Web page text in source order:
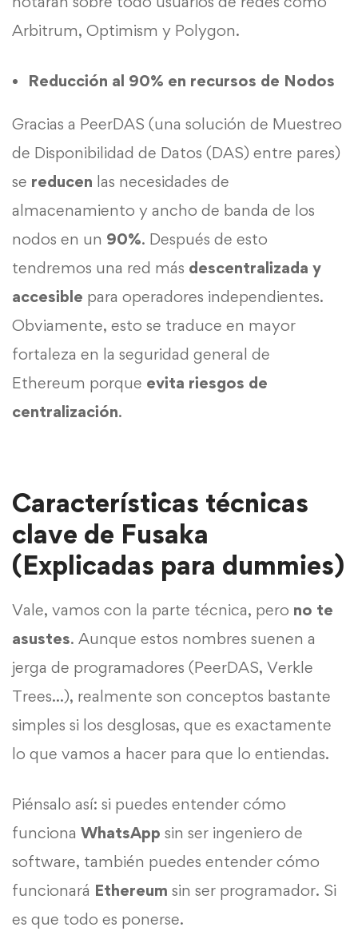
Arbitrum, Optimism y Polygon.
Reducción al 90% en recursos de Nodos
Gracias a PeerDAS (una solución de Muestreo
de Disponibilidad de Datos (DAS) entre pares)
se reducen las necesidades de
almacenamiento y ancho de banda de los
nodos en un 90%. Después de esto
tendremos una red más descentralizada y
accesible para operadores independientes.
Obviamente, esto se traduce en mayor
fortaleza en la seguridad general de
Ethereum porque evita riesgos de
centralización.
Características técnicas
clave de Fusaka
(Explicadas para dummies)
Vale, vamos con la parte técnica, pero no te
asustes. Aunque estos nombres suenen a
jerga de programadores (PeerDAS, Verkle
Trees…), realmente son conceptos bastante
simples si los desglosas, que es exactamente
lo que vamos a hacer para que lo entiendas.
Piénsalo así: si puedes entender cómo
funciona WhatsApp sin ser ingeniero de
software, también puedes entender cómo
funcionará Ethereum sin ser programador. Si
es que todo es ponerse.